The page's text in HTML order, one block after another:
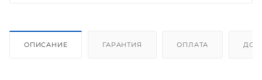
ОПИСАНИЕ ГАРАНТИЯ ОПЛАТА